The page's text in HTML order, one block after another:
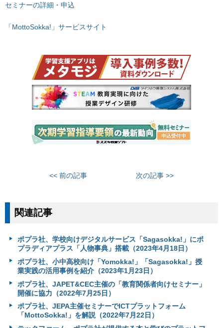
セミナーの詳細・申込
「MottoSokka!」サービスサイト
<< 前の記事 次の記事 >>
関連記事
ポプラ社、学校向けデジタルサービス「Sagasokka!」にポ
プラディアプラス「人物事典」搭載（2023年4月18日）
ポプラ社、小中高校向け「Yomokka!」「Sagasokka!」授
業実践の活用事例を紹介（2023年1月23日）
ポプラ社、JAPET&CEC主催の「教育関係者向けセミナー」
開催に協力（2022年7月25日）
ポプラ社、JEPA主催セミナーでICTプラットフォーム
「MottoSokka!」を解説（2022年7月22日）